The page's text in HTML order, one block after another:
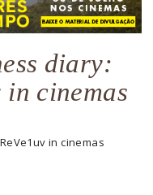
diary:
in cinemas
in cinemas